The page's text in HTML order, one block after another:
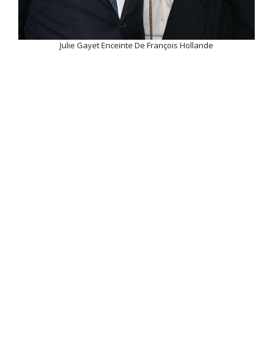
Julie Gayet Enceinte De François Hollande